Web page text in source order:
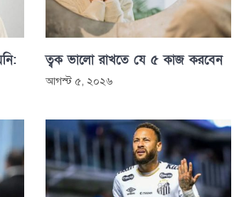
ত্বক ভালো রাখতে যে ৫ কাজ করবেন
আগস্ট ৫, ২০২৬